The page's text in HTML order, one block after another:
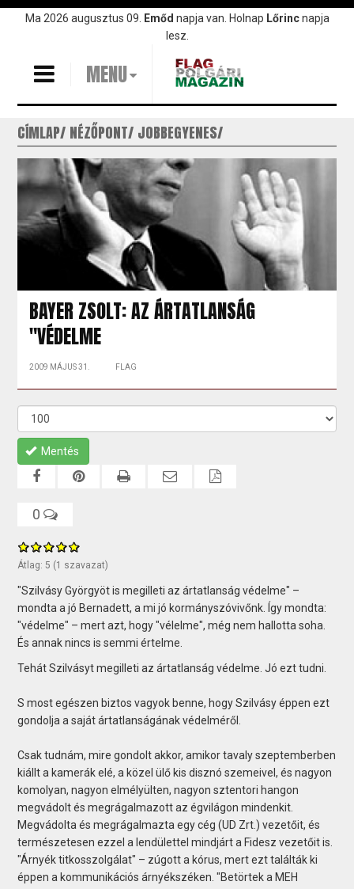
UgrásMa 2026 augusztus 09. Emőd napja van. Holnap Lőrincnapja
lesz.
MENU
CÍMLAP NÉZŐPONT JOBBEGYENES
BAYER ZSOLT: AZ ÁRTATLANSÁG
"VÉDELME
2009 MÁJUS 31. FLAG
Mentés
0
Átlag: 5 (1 szavazat)
"Szilvásy Györgyöt is megilleti az ártatlanság védelme" –
mondta a jó Bernadett, a mi jó kormányszóvivőnk. Így mondta:
"védelme" – mert azt, hogy "vélelme", még nem hallotta soha.
És annak nincs is semmi értelme.
Tehát Szilvásyt megilleti az ártatlanság védelme. Jó ezt tudni.
S most egészen biztos vagyok benne, hogy Szilvásy éppen ezt
gondolja a saját ártatlanságának védelméről.
Csak tudnám, mire gondolt akkor, amikor tavaly szeptemberben
kiállt a kamerák elé, a közel ülő kis disznó szemeivel, és nagyon
komolyan, nagyon elmélyülten, nagyon sztentori hangon
megvádolt és megrágalmazott az égvilágon mindenkit.
Megvádolta és megrágalmazta egy cég (UD Zrt.) vezetőit, és
természetesen ezzel a lendülettel mindjárt a Fidesz vezetőit is.
"Árnyék titkosszolgálat" – zúgott a kórus, mert ezt találták ki
éppen a kommunikációs árnyékszéken. "Betörtek a MEH